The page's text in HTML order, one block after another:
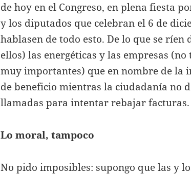
de hoy en el Congreso, en plena fiesta
y los diputados que celebran el 6 de
hablasen de todo esto. De lo que se ríen
ellos) las energéticas y las empresas
muy importantes) que en nombre de la
de beneficio mientras la ciudadanía no
llamadas para intentar rebajar facturas.
Lo moral, tampoco
No pido imposibles: supongo que las y